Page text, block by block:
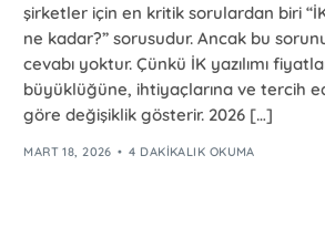
şirketler için en kritik sorulardan biri
ne kadar?” sorusudur. Ancak bu
cevabı yoktur. Çünkü İK yazılımı
büyüklüğüne, ihtiyaçlarına ve tercih
göre değişiklik gösterir. 2026 […]
MART 18, 2026 4 DAKIKALIK OKUMA